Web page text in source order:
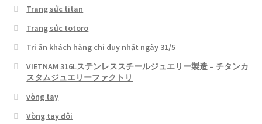
Trang sức titan
Trang sức totoro
Tri ân khách hàng chỉ duy nhất ngày 31/5
VIETNAM 316Lステンレススチールジュエリー製造 – チタンカ
スタムジュエリーファクトリ
vòng tay
Vòng tay đôi